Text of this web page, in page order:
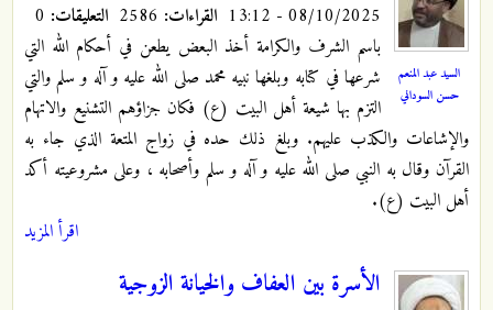
السيد عبد المنعم
حسن السوداني
08/10/2025 - 13:12 القراءات: التعليقات:
باسم الشرف والكرامة أخذ البعض يطعن في أحكام الله التي
شرعها في كتابه وبلغها نبيه محمد صلى الله عليه و آله و سلم والتي
التزم بها شيعة أهل البيت (ع) فكان جزاؤهم التشنيع والاتهام
والإشاعات والكذب عليهم. وبلغ ذلك حده في زواج المتعة الذي جاء به
القرآن وقال به النبي صلى الله عليه و آله و سلم وأصحابه ، وعلى مشروعيته أكد
أهل البيت (ع).
اقرأ المزيد
الأسرة بين العفاف والخيانة الزوجية